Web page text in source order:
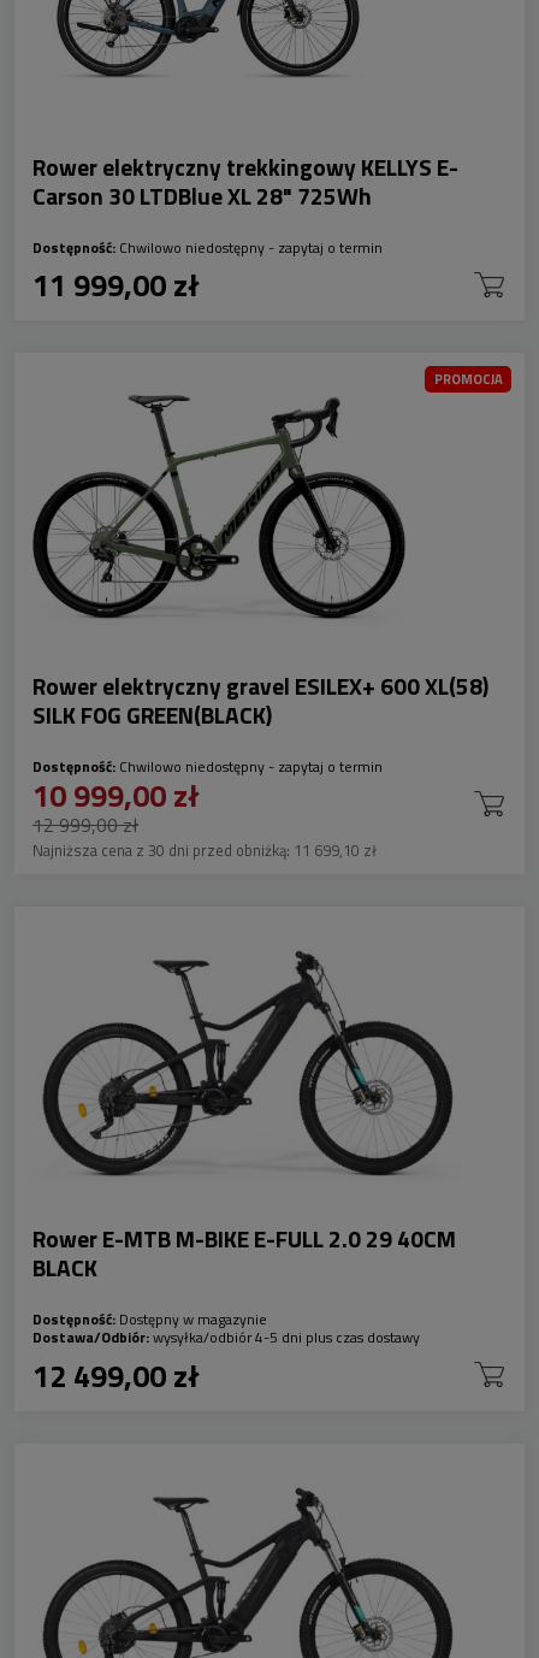
Rower elektryczny trekkingowy KELLYS E-
Carson 30 LTDBlue XL 28" 725Wh
Dostępność: Chwilowo niedostępny - zapytaj o termin
11 999,00 zł
Rower elektryczny gravel ESILEX+ 600 XL(58)
SILK FOG GREEN(BLACK)
Dostępność: Chwilowo niedostępny - zapytaj o termin
10 999,00 zł
12 999,00 zł
Najniższa cena z 30 dni przed obniżką: 11 699,10 zł
PROMOCJA
Rower E-MTB M-BIKE E-FULL 2.0 29 40CM
BLACK
Dostępność: Dostępny w magazynie
Dostawa/Odbiór:wysyłka/odbiór 4-5 dni plus czas dostawy
12 499,00 zł